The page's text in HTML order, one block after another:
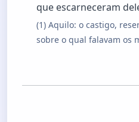
que escarneceram
(1) Aquilo: o castigo,
sobre o qual falavam os